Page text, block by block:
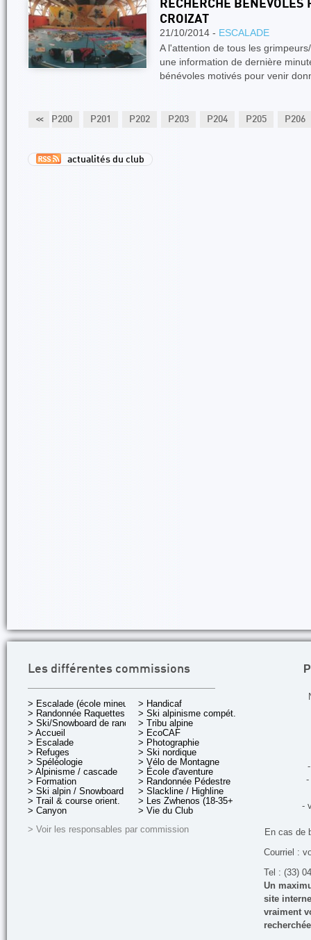
RECHERCHE BÉNÉVOLES
CROIZAT
21/10/2014 - ESCALADE
A l'attention de tous les
une information de dernière
bénévoles motivés pour venir
<< P200 P201 P202 P203 P204 P205 P206
actualités du club
Les différentes commissions
> Escalade (école mineurs)
> Randonnée Raquettes
> Ski/Snowboard de rando.
> Accueil
> Escalade
> Refuges
> Spéléologie
> Alpinisme / cascade
> Formation
> Ski alpin / Snowboard
> Trail & course orient.
> Canyon
> Handicaf
> Ski alpinisme compét.
> Tribu alpine
> EcoCAF
> Photographie
> Ski nordique
> Vélo de Montagne
> École d'aventure
> Randonnée Pédestre
> Slackline / Highline
> Les Zwhenos (18-35+ ans)
> Vie du Club
> Voir les responsables par commission
-
-
En cas de
Courriel :
Tel : (33)
Un
site
vraiment